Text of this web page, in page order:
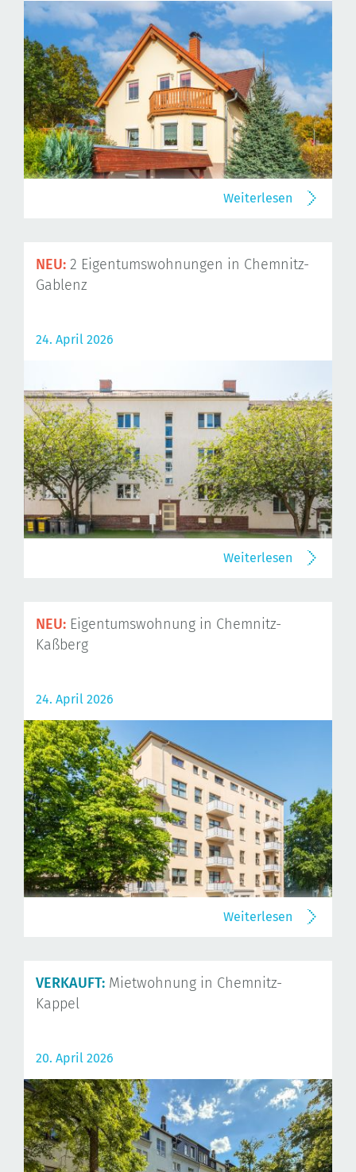
Weiterlesen
NEU: 2 Eigentumswohnungen in Chemnitz-
Gablenz
24. April 2026
Weiterlesen
NEU: Eigentumswohnung in Chemnitz-
Kaßberg
24. April 2026
Weiterlesen
VERKAUFT: Mietwohnung in Chemnitz-
Kappel
20. April 2026